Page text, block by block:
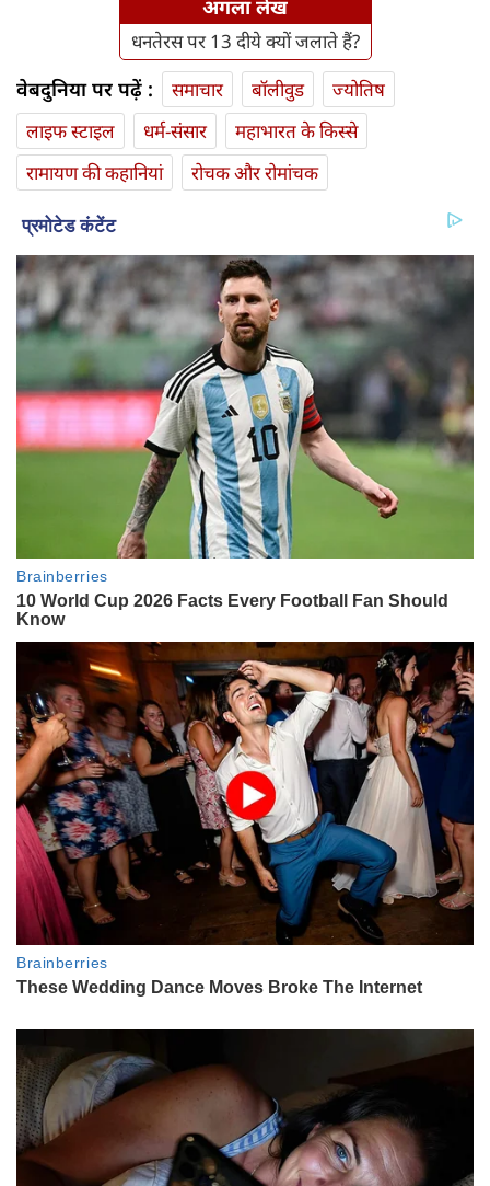
अगला लेख
धनतेरस पर 13 दीये क्यों जलाते हैं?
वेबदुनिया पर पढ़ें : समाचार बॉलीवुड
ज्योतिष
लाइफ स्‍टाइल
धर्म-संसार
महाभारत के किस्से
रामायण की कहानियां
रोचक और रोमांचक